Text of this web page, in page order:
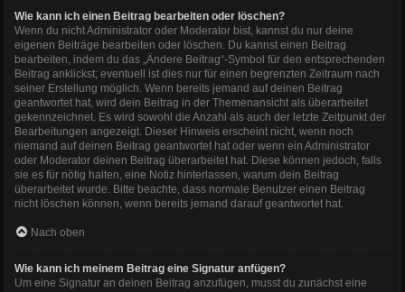
Wie kann ich einen Beitrag bearbeiten oder löschen?
Wenn du nicht Administrator oder Moderator bist, kannst du nur deine
eigenen Beiträge bearbeiten oder löschen. Du kannst einen Beitrag
bearbeiten, indem du das „Ändere Beitrag“-Symbol für den entsprechenden
Beitrag anklickst; eventuell ist dies nur für einen begrenzten Zeitraum nach
seiner Erstellung möglich. Wenn bereits jemand auf deinen Beitrag
geantwortet hat, wird dein Beitrag in der Themenansicht als überarbeitet
gekennzeichnet. Es wird sowohl die Anzahl als auch der letzte Zeitpunkt der
Bearbeitungen angezeigt. Dieser Hinweis erscheint nicht, wenn noch
niemand auf deinen Beitrag geantwortet hat oder wenn ein Administrator
oder Moderator deinen Beitrag überarbeitet hat. Diese können jedoch, falls
sie es für nötig halten, eine Notiz hinterlassen, warum dein Beitrag
überarbeitet wurde. Bitte beachte, dass normale Benutzer einen Beitrag
nicht löschen können, wenn bereits jemand darauf geantwortet hat.
Nach oben
Wie kann ich meinem Beitrag eine Signatur anfügen?
Um eine Signatur an deinen Beitrag anzufügen, musst du zunächst eine